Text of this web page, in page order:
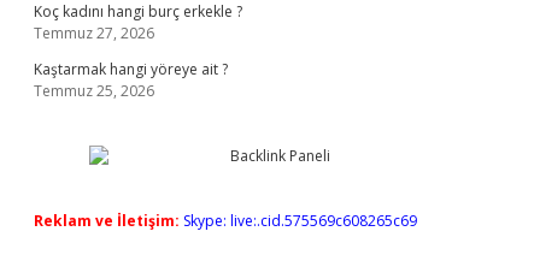
Koç kadını hangi burç erkekle ?
Temmuz 27, 2026
Kaştarmak hangi yöreye ait ?
Temmuz 25, 2026
Reklam ve İletişim: Skype: live:.cid.575569c608265c69